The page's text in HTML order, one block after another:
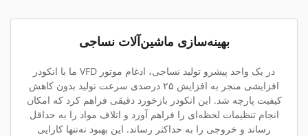
بهینه‌سازی ماشین‌آلات نساجی
در یک واحد پیشرو تولید نساجی، ادغام موتور VFD ما با انکودر
افزایشی منجر به افزایش ۲۵ درصدی سرعت تولید بدون کاهش
کیفیت پارچه شد. این انکودر بازخورد دقیقی فراهم کرد که امکان
انجام تنظیمات لحظه‌ای را فراهم آورد و اتلاف مواد را به حداقل
رساند و خروجی را به حداکثر رساند. این بهبود نه‌تنها کارایی